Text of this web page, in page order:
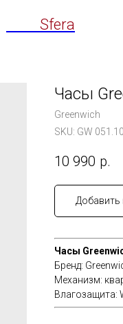
TimeSfera
Часы
Greenwich
SKU: GW
10 990 р.
Добавить
Часы
Бренд:
Механизм:
Влагозащита: